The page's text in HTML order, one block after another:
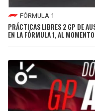
FÓRMULA 1
PRÁCTICAS LIBRES 2 GP DE
EN LA FÓRMULA 1, AL MOMENTO